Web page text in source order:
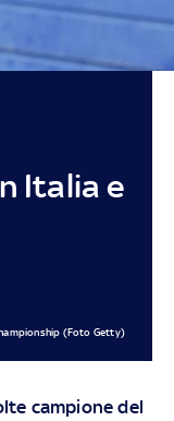
Italia e
(Foto Getty)
campione del